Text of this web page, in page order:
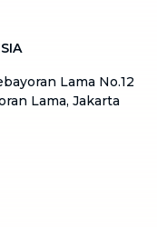
Lama No.12
Lama, Jakarta